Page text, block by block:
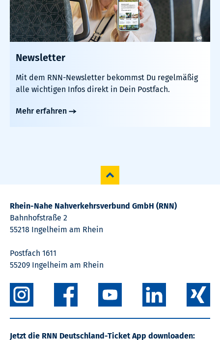
Newsletter
Mit dem RNN-Newsletter bekommst Du regelmäßig
alle wichtigen Infos direkt in Dein Postfach.
Mehr erfahren
Rhein-Nahe Nahverkehrsverbund GmbH (RNN)
Bahnhofstraße 2
55218 Ingelheim am Rhein
Postfach 1611
55209 Ingelheim am Rhein
Jetzt die RNN Deutschland-Ticket App downloaden: